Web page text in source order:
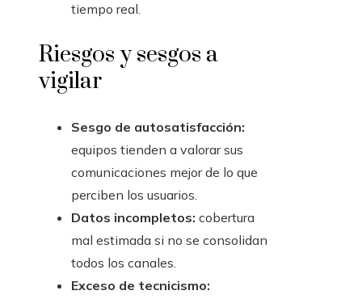
tiempo real.
Riesgos y sesgos a
vigilar
Sesgo de autosatisfacción:
equipos tienden a valorar sus
comunicaciones mejor de lo que
perciben los usuarios.
Datos incompletos: cobertura
mal estimada si no se consolidan
todos los canales.
Exceso de tecnicismo: